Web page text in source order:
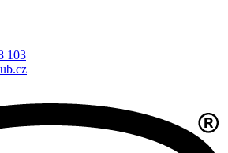
103